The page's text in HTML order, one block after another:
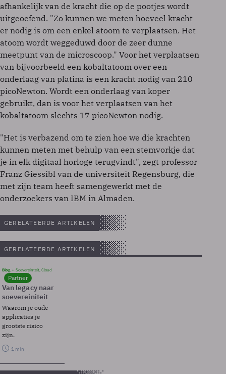
afhankelijk van de kracht die op de pootjes wordt
uitgeoefend. "Zo kunnen we meten hoeveel kracht
er nodig is om een enkel atoom te verplaatsen. Het
atoom wordt weggeduwd door de zeer dunne
meetpunt van de microscoop." Voor het verplaatsen
van bijvoorbeeld een kobaltatoom over een
onderlaag van platina is een kracht nodig van 210
picoNewton. Wordt een onderlaag van koper
gebruikt, dan is voor het verplaatsen van het
kobaltatoom slechts 17 picoNewton nodig.
"Het is verbazend om te zien hoe we die krachten
kunnen meten met behulp van een stemvorkje dat
je in elk digitaal horloge terugvindt", zegt professor
Franz Giessibl van de universiteit Regensburg, die
met zijn team heeft samengewerkt met de
onderzoekers van IBM in Almaden.
GERELATEERDE ARTIKELEN
GERELATEERDE ARTIKELEN
Blog Soevereinteit, Cloud
Partner
Van legacy naar
soevereiniteit
Waarom je oude
applicaties je
grootste risico
zijn.
1 min